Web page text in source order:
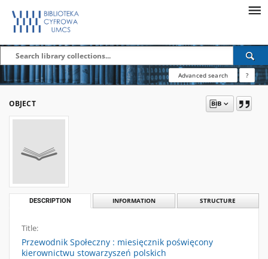
Advanced search ?
OBJECT
DESCRIPTION INFORMATION STRUCTURE
Title:
Przewodnik Społeczny : miesięcznik poświęcony
kierownictwu stowarzyszeń polskich